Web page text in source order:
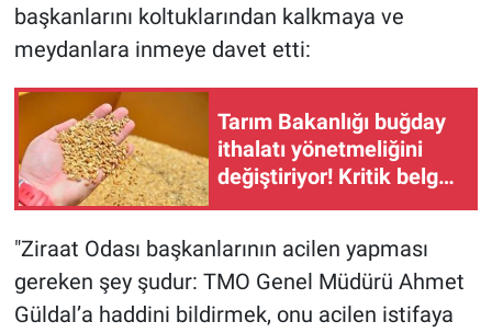
başkanlarını koltuklarından kalkmaya ve
meydanlara inmeye davet etti:
Tarım Bakanlığı buğday
ithalatı yönetmeliğini
değiştiriyor! Kritik belge
"Ziraat Odası başkanlarının acilen yapması
gereken şey şudur: TMO Genel Müdürü Ahmet
Güldal’a haddini bildirmek, onu acilen istifaya